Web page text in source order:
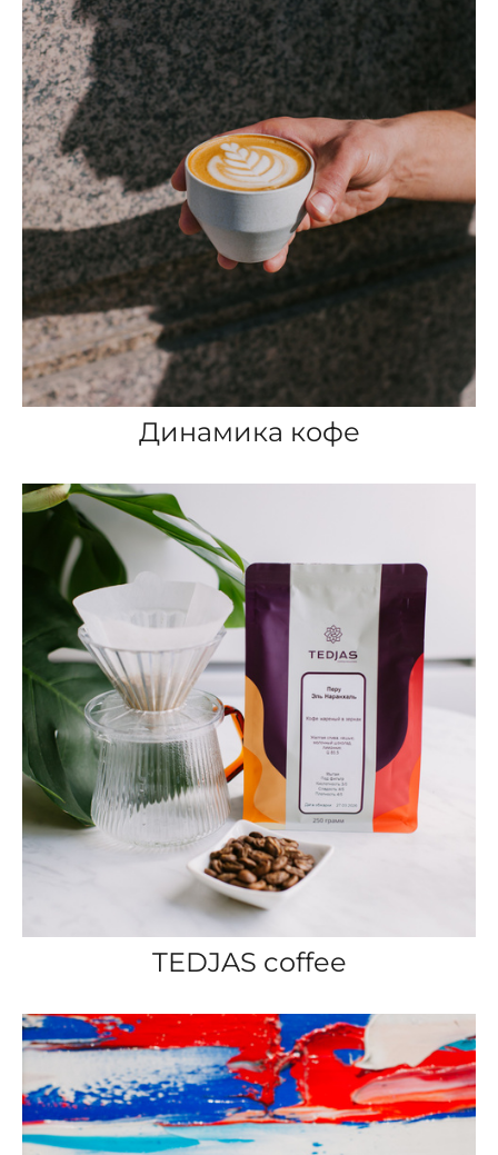
Динамика кофе
TEDJAS coffee